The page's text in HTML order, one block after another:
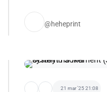
@heheprint
21 mar '25 21:08